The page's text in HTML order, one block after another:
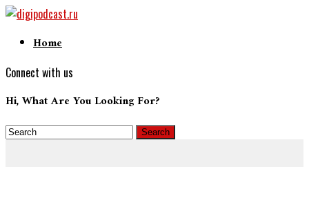
Home
Connect with us
Hi, What Are You Looking For?